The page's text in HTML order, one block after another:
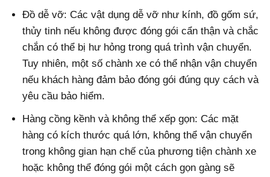
Đồ dễ vỡ: Các vật dụng dễ vỡ như kính, đồ gốm sứ,
thủy tinh nếu không được đóng gói cẩn thận và chắc
chắn có thể bị hư hỏng trong quá trình vận chuyển.
Tuy nhiên, một số chành xe có thể nhận vận chuyển
nếu khách hàng đảm bảo đóng gói đúng quy cách và
yêu cầu bảo hiểm.
Hàng cồng kềnh và không thể xếp gọn: Các mặt
hàng có kích thước quá lớn, không thể vận chuyển
trong không gian hạn chế của phương tiện chành xe
hoặc không thể đóng gói một cách gọn gàng sẽ